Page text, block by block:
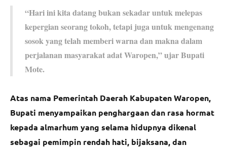
“Hari ini kita datang bukan sekadar untuk melepas
kepergian seorang tokoh, tetapi juga untuk mengenang
sosok yang telah memberi warna dan makna dalam
perjalanan masyarakat adat Waropen,” ujar Bupati
Mote.
Atas nama Pemerintah Daerah Kabupaten Waropen,
Bupati menyampaikan penghargaan dan rasa hormat
kepada almarhum yang selama hidupnya dikenal
sebagai pemimpin rendah hati, bijaksana, dan